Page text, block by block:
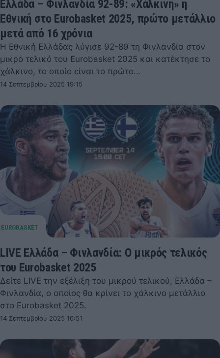
Ελλάδα – Φινλανδία 92-89: «Χάλκινη» η
Εθνική στο Eurobasket 2025, πρώτο μετάλλιο
μετά από 16 χρόνια
Η Εθνική Ελλάδας λύγισε 92-89 τη Φινλανδία στον
μικρό τελικό του Eurobasket 2025 και κατέκτησε το
χάλκινο, το οποίο είναι το πρώτο…
14 Σεπτεμβρίου 2025 19:15
LIVE Ελλάδα – Φινλανδία: Ο μικρός τελικός
του Eurobasket 2025
Δείτε LIVE την εξέλιξη του μικρού τελικού, Ελλάδα –
Φινλανδία, ο οποίος θα κρίνει το χάλκινο μετάλλιο
στο Eurobasket 2025.
14 Σεπτεμβρίου 2025 16:51